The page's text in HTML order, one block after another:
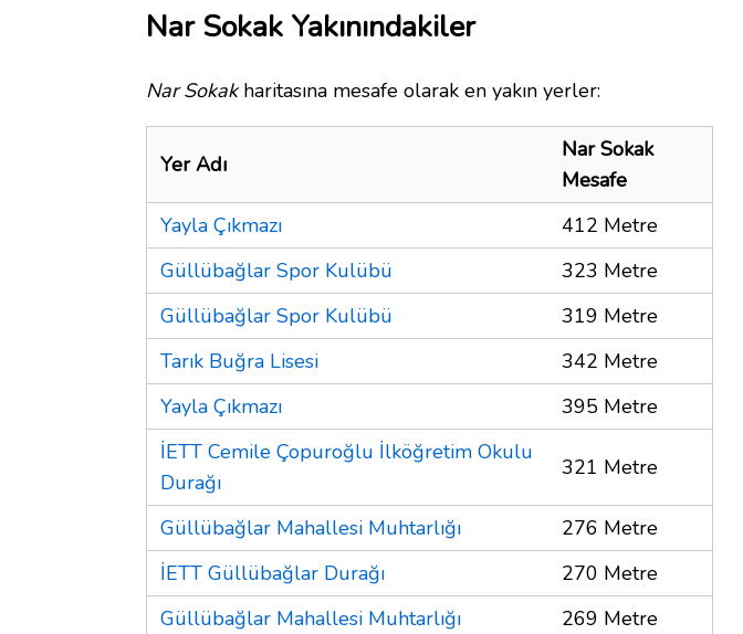
Nar Sokak Yakınındakiler
Nar Sokakharitasına mesafe olarak en yakın yerler:
Yer Adı
Nar Sokak
Mesafe
Yayla Çıkmazı
412 Metre
Güllübağlar Spor Kulübü
323 Metre
Güllübağlar Spor Kulübü
319 Metre
Tarık Buğra Lisesi
342 Metre
Yayla Çıkmazı
395 Metre
İETT Cemile Çopuroğlu İlköğretim Okulu
Durağı
321 Metre
Güllübağlar Mahallesi Muhtarlığı
276 Metre
İETT Güllübağlar Durağı
270 Metre
Güllübağlar Mahallesi Muhtarlığı
269 Metre